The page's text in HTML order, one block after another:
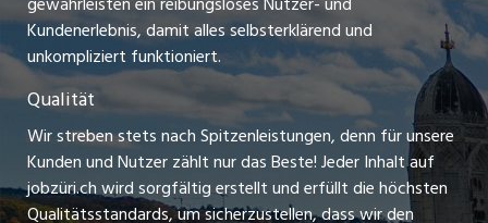
Arbeitgeber
Jobline
toxic.fm
telezüri.ch
chmedia.ch
Kundenerlebnis, damit alles selbsterklärend und
unkompliziert funktioniert.
Qualität
Wir streben stets nach Spitzenleistungen, denn für unsere
Kunden und Nutzer zählt nur das Beste! Jeder Inhalt auf
jobzüri.ch wird sorgfältig erstellt und erfüllt die höchsten
Qualitätsstandards, um sicherzustellen, dass wir den